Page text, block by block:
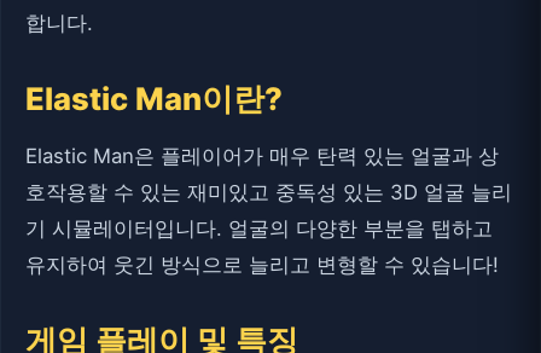
합니다.
Elastic Man이란?
Elastic Man은 플레이어가 매우 탄력 있는 얼굴과 상
호작용할 수 있는 재미있고 중독성 있는 3D 얼굴 늘리
기 시뮬레이터입니다. 얼굴의 다양한 부분을 탭하고
유지하여 웃긴 방식으로 늘리고 변형할 수 있습니다!
게임 플레이 및 특징